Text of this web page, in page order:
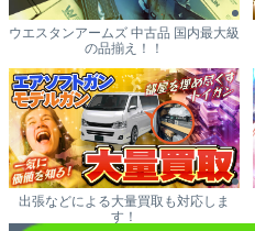
ウエスタンアームズ 中古品 国内最大級
の品揃え！！
出張などによる大量買取も対応しま
す！